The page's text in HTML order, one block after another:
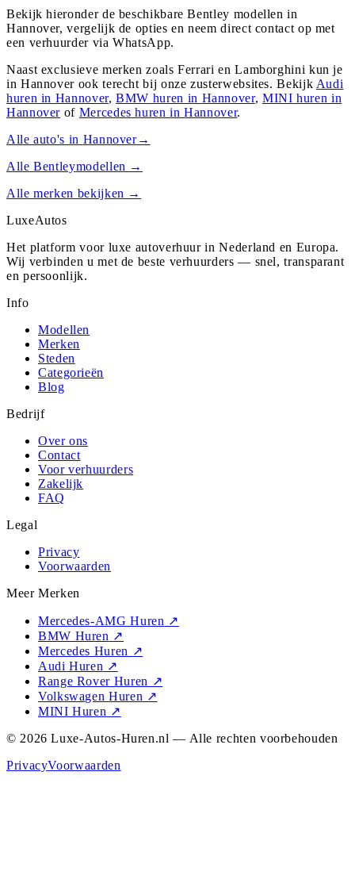
Bekijk hieronder de beschikbare Bentley modellen in
Hannover, vergelijk de opties en neem direct contact op met
een verhuurder via WhatsApp.
Naast exclusieve merken zoals Ferrari en Lamborghini kun je
in Hannover ook terecht bij onze zusterwebsites. Bekijk Audi
huren in Hannover,BMW huren in Hannover, MINI huren in
Hannover of Mercedes huren inHannover.
Alle auto's in Hannover→
AlleBentleymodellen →
Alle merken bekijken →
LuxeAutos
Het platform voor luxe autoverhuur in Nederland en Europa.
Wij verbinden u met de beste verhuurders — snel, transparant
en persoonlijk.
Info
Modellen
Merken
Steden
Categorieën
Blog
Bedrijf
Over ons
Contact
Voor verhuurders
Zakelijk
FAQ
Legal
Privacy
Voorwaarden
Meer Merken
Mercedes-AMG Huren ↗
BMW Huren ↗
Mercedes Huren ↗
Audi Huren ↗
Range Rover Huren ↗
Volkswagen Huren ↗
MINI Huren ↗
© 2026 Luxe-Autos-Huren.nl — Alle rechten voorbehouden
PrivacyVoorwaarden